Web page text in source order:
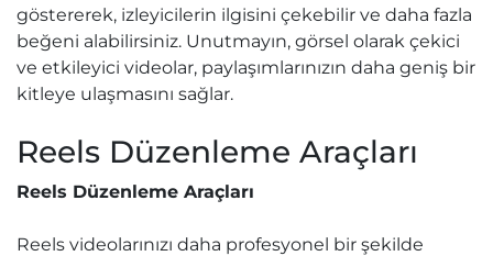
göstererek, izleyicilerin ilgisini çekebilir ve daha fazla
beğeni alabilirsiniz. Unutmayın, görsel olarak çekici
ve etkileyici videolar, paylaşımlarınızın daha geniş bir
kitleye ulaşmasını sağlar.
Reels Düzenleme Araçları
Reels Düzenleme Araçları
Reels videolarınızı daha profesyonel bir şekilde